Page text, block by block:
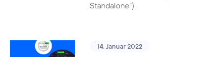
Standalone“).
14. Januar 2022